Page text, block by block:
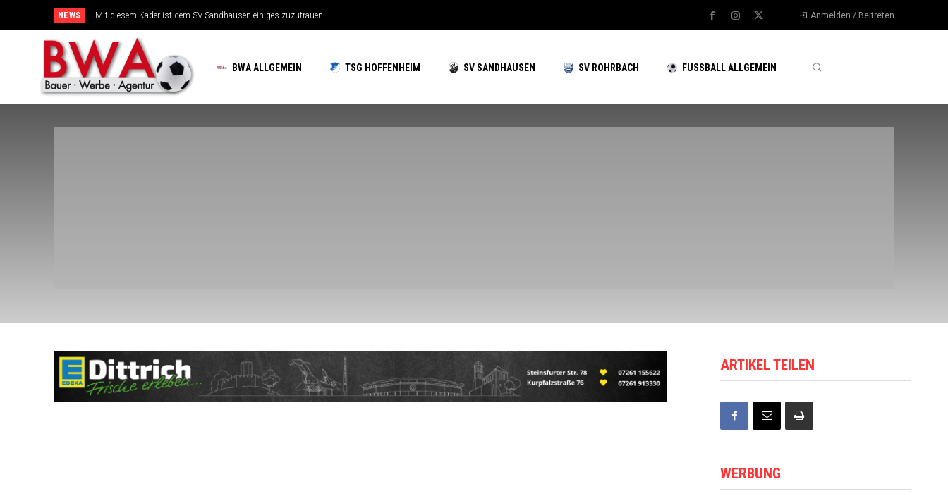
NEWS Mit diesem Kader ist dem SV Sandhausen einiges zuzutrauen
TSG-Erfolgsarchitekten sehen sich für den Tanz auf drei Hochzeiten gut aufgestellt Anmelden / Beitreten
BWA ALLGEMEIN TSG HOFFENHEIM SV SANDHAUSEN SV ROHRBACH FUSSBALL ALLGEMEIN
ARTIKEL TEILEN
WERBUNG